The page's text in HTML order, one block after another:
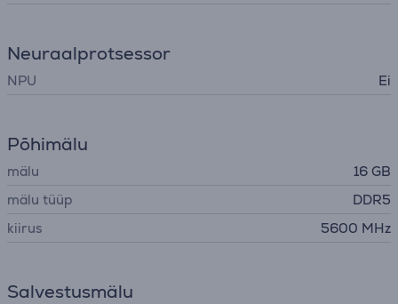
Neuraalprotsessor
NPU Ei
Põhimälu
mälu
16 GB
mälu tüüp
DDR5
kiirus
5600 MHz
Salvestusmälu